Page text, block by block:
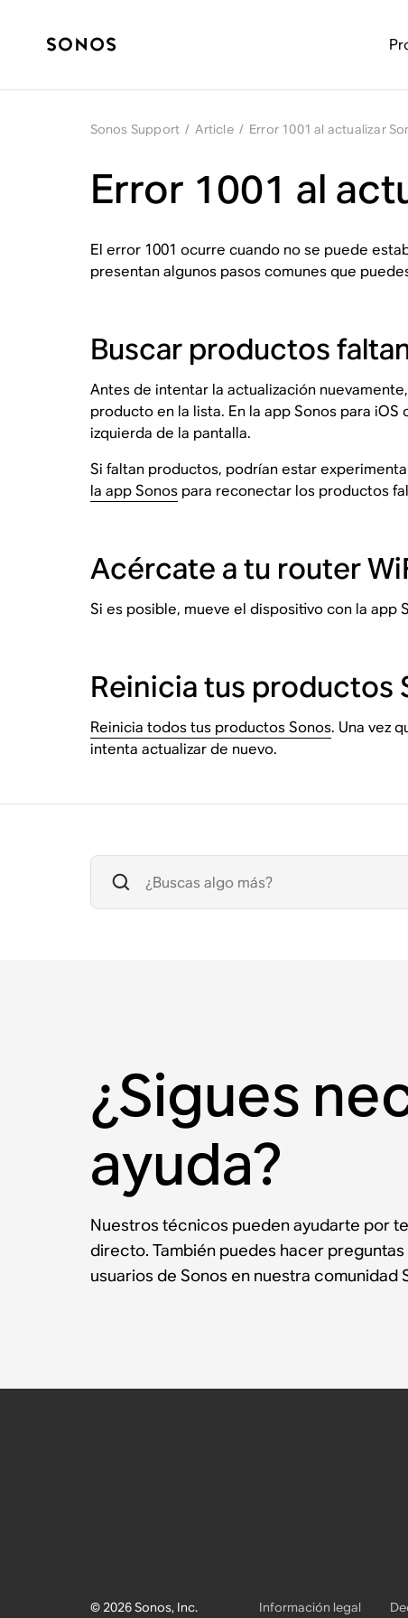
Sonos Support / Article / Error 1001 al actualizar
Error 1001 al
El error 1001 ocurre cuando no se puede
presentan algunos pasos comunes que
Buscar productos
Antes de intentar la actualización
producto en la lista. En la app Sonos para
izquierda de la pantalla.
Si faltan productos, podrían estar
la app Sonospara reconectar los productos
Acércate a tu router
Si es posible, mueve el dispositivo con la app
Reinicia tus productos
Reinicia todos tus productos Sonos. Una vez
intenta actualizar de nuevo.
¿Sigues
ayuda?
Nuestros técnicos pueden ayudarte por
directo. También puedes hacer
usuarios de Sonos en nuestra comunidad
© 2026 Sonos, Inc. Información legal